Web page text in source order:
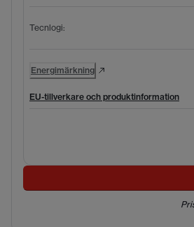
Tecnlogi:
Energimärkning
EU-tillverkare och produktinformation